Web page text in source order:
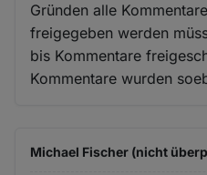
Gründen alle
freigegeben werden
bis Kommentare
Kommentare wurden
Michael Fischer (nicht